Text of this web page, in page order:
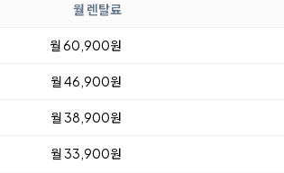
월 렌탈료
월 60,900원
월 46,900원
월 38,900원
월 33,900원